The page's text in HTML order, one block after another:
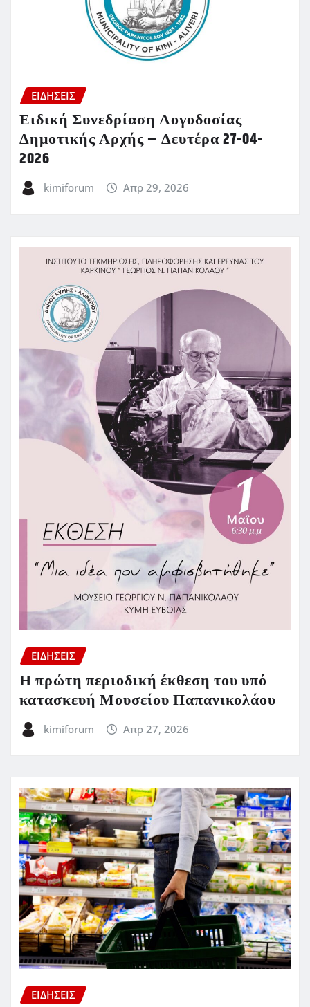
ΕΙΔΗΣΕΙΣ
Ειδική Συνεδρίαση Λογοδοσίας
Δημοτικής Αρχής – Δευτέρα 27-04-
2026
kimiforum Απρ 29, 2026
ΕΙΔΗΣΕΙΣ
Η πρώτη περιοδική έκθεση του υπό
κατασκευή Μουσείου Παπανικολάου
kimiforum Απρ 27, 2026
ΕΙΔΗΣΕΙΣ